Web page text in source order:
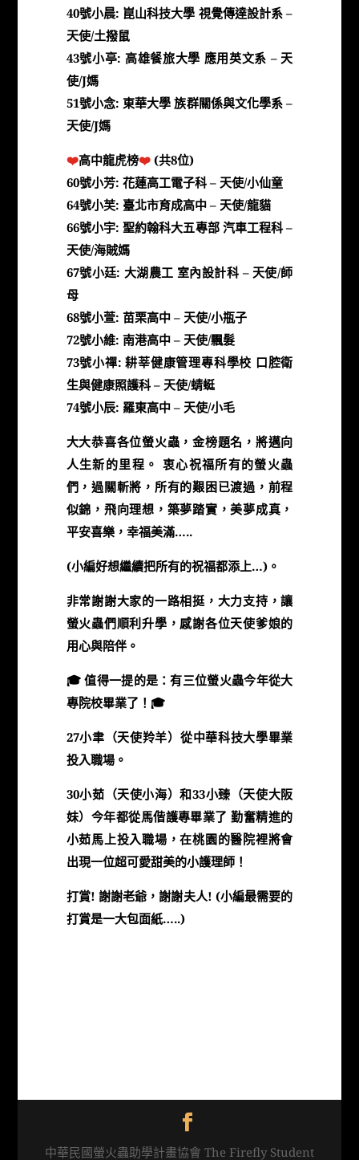
40號小晨: 崑山科技大學 視覺傳達設計系 –
天使/土撥鼠
43號小亭: 高雄餐旅大學 應用英文系 – 天
使/J媽
51號小念: 東華大學 族群關係與文化學系 –
天使/J媽
❤️高中龍虎榜❤️(共8位)
60號小芳: 花蓮高工電子科 – 天使/小仙童
64號小芙: 臺北市育成高中 – 天使/龍貓
66號小宇: 聖約翰科大五專部 汽車工程科 –
天使/海賊媽
67號小廷: 大湖農工 室內設計科 – 天使/師
母
68號小萱: 苗栗高中 – 天使/小瓶子
72號小維: 南港高中 – 天使/飄髮
73號小禪: 耕莘健康管理專科學校 口腔衛
生與健康照護科 – 天使/蜻蜓
74號小辰: 羅東高中 – 天使/小毛
大大恭喜各位螢火蟲，金榜題名，將邁向
人生新的里程。 衷心祝福所有的螢火蟲
們，過關斬將，所有的艱困已渡過，前程
似錦，飛向理想，築夢踏實，美夢成真，
平安喜樂，幸福美滿…..
(小編好想繼續把所有的祝福都添上…)。
非常謝謝大家的一路相挺，大力支持，讓
螢火蟲們順利升學，感謝各位天使爹娘的
用心與陪伴。
🎓 值得一提的是：有三位螢火蟲今年從大
專院校畢業了！ 🎓
27小聿（天使羚羊）從中華科技大學畢業
投入職場。
30小茹（天使小海）和33小臻（天使大阪
妹）今年都從馬偕護專畢業了 勤奮精進的
小茹馬上投入職場，在桃園的醫院裡將會
出現一位超可愛甜美的小護理師！
打賞! 謝謝老爺，謝謝夫人! (小編最需要的
打賞是一大包面紙…..)
中華民國螢火蟲助學計畫協會 The Firefly Student